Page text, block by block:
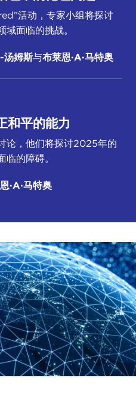
活动，专家小组将探讨
面临的挑战。
汤姆斯与布莱恩·A·马特奥
和平的能力
论，他们将探讨2025年的
的障碍。
·A·马特奥